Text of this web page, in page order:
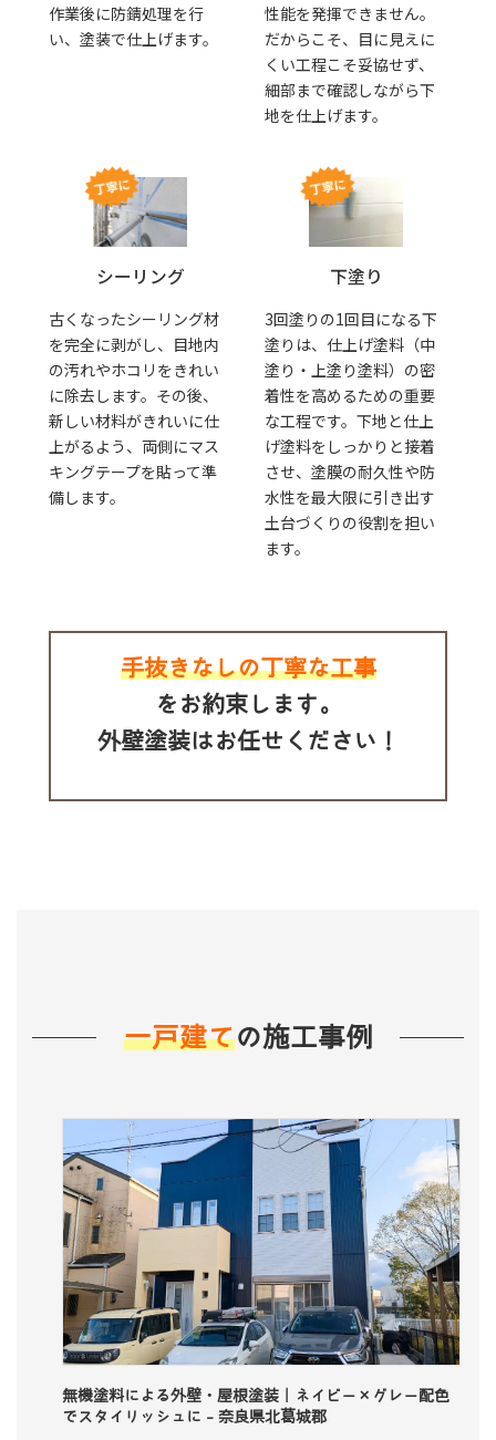
作業後に防錆処理を行
い、塗装で仕上げます。
性能を発揮できません。
だからこそ、目に見えに
くい工程こそ妥協せず、
細部まで確認しながら下
地を仕上げます。
シーリング
古くなったシーリング材
を完全に剥がし、目地内
の汚れやホコリをきれい
に除去します。その後、
新しい材料がきれいに仕
上がるよう、両側にマス
キングテープを貼って準
備します。
下塗り
3回塗りの1回目になる下
塗りは、仕上げ塗料（中
塗り・上塗り塗料）の密
着性を高めるための重要
な工程です。下地と仕上
げ塗料をしっかりと接着
させ、塗膜の耐久性や防
水性を最大限に引き出す
土台づくりの役割を担い
ます。
手抜きなしの丁寧な工事
をお約束します。
外壁塗装はお任せください！
一戸建ての施工事例
無機塗料による外壁・屋根塗装｜ネイビー×グレー配色
でスタイリッシュに - 奈良県北葛城郡